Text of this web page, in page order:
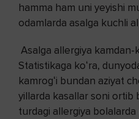
hamma ham uni yeyishi
odamlarda asalga kuchli
Asalga allergiya kamdan-
Statistikaga koʻra,
kamrogʻi bundan aziyat
yillarda kasallar soni ortib
turdagi allergiya